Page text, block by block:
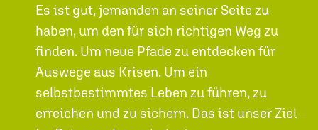
Es ist gut, jemanden an seiner Seite zu
haben, um den für sich richtigen Weg zu
finden. Um neue Pfade zu entdecken für
Auswege aus Krisen. Um ein
selbstbestimmtes Leben zu führen, zu
erreichen und zu sichern. Das ist unser Ziel